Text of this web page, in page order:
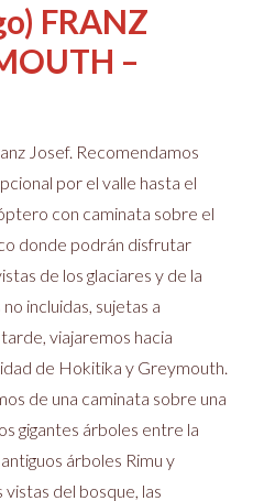
FRANZ
–
Josef. Recomendamos
por el valle hasta el
con caminata sobre el
donde podrán disfrutar
de los glaciares y de la
incluidas, sujetas a
viajaremos hacia
de Hokitika y Greymouth.
de una caminata sobre una
gigantes árboles entre la
árboles Rimu y
del bosque, las